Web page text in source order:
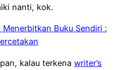
nanti, kok.
Menerbitkan Buku Sendiri :
kalau terkena writer’s